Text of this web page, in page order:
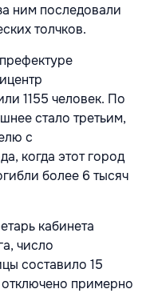
ним последовали
толчков.
1155 человек. По
стало третьим,
с
когда этот город
более 6 тысяч
кабинета
число
составило 15
примерно